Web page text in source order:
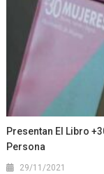
Presentan El Libro
Persona
29/11/2021